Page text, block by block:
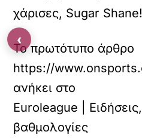
χάρισες, Sugar
Το πρωτότυπο άρθρο
https://
ανήκει στο
Euroleague |
βαθμολογίες
‹